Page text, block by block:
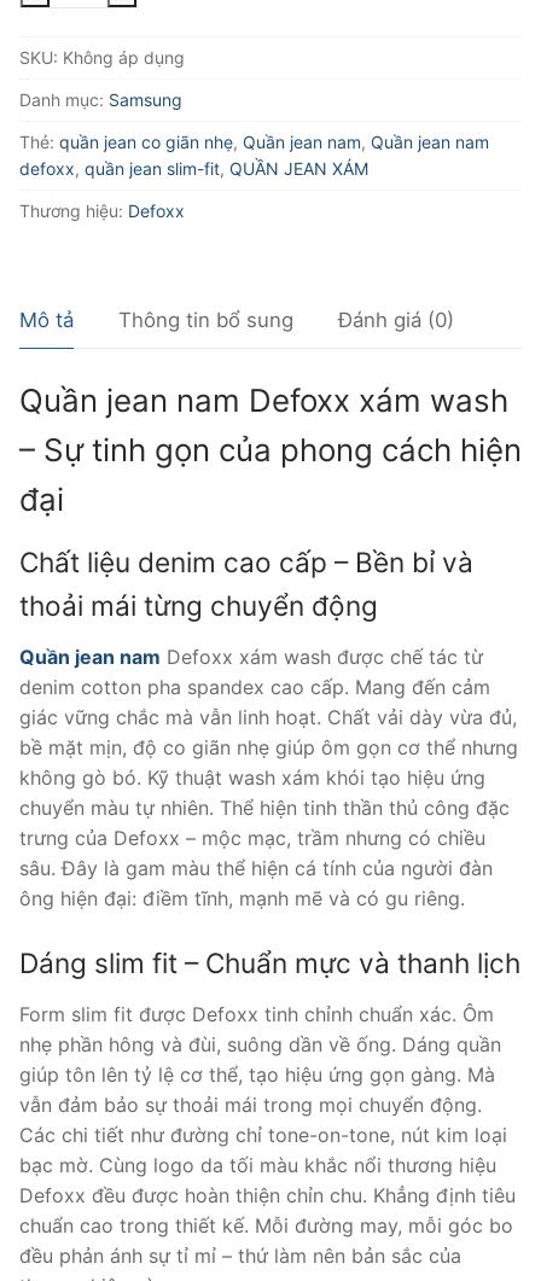
defoxx
xám
số
lượng
SKU: Không áp dụng
Danh mục: Samsung
Thẻ: quần jean co giãn nhẹ, Quần jean nam, Quần jean nam
defoxx, quần jean slim-fit, QUẦN JEAN XÁM
Thương hiệu: Defoxx
Mô tả Thông tin bổ sung Đánh giá (0)
Quần jean nam Defoxx xám wash
– Sự tinh gọn của phong cách hiện
đại
Chất liệu denim cao cấp – Bền bỉ và
thoải mái từng chuyển động
Quần jean nam Defoxx xám wash được chế tác từ
denim cotton pha spandex cao cấp. Mang đến cảm
giác vững chắc mà vẫn linh hoạt. Chất vải dày vừa đủ,
bề mặt mịn, độ co giãn nhẹ giúp ôm gọn cơ thể nhưng
không gò bó. Kỹ thuật wash xám khói tạo hiệu ứng
chuyển màu tự nhiên. Thể hiện tinh thần thủ công đặc
trưng của Defoxx – mộc mạc, trầm nhưng có chiều
sâu. Đây là gam màu thể hiện cá tính của người đàn
ông hiện đại: điềm tĩnh, mạnh mẽ và có gu riêng.
Dáng slim fit – Chuẩn mực và thanh lịch
Form slim fit được Defoxx tinh chỉnh chuẩn xác. Ôm
nhẹ phần hông và đùi, suông dần về ống. Dáng quần
giúp tôn lên tỷ lệ cơ thể, tạo hiệu ứng gọn gàng. Mà
vẫn đảm bảo sự thoải mái trong mọi chuyển động.
Các chi tiết như đường chỉ tone-on-tone, nút kim loại
bạc mờ. Cùng logo da tối màu khắc nổi thương hiệu
Defoxx đều được hoàn thiện chỉn chu. Khẳng định tiêu
chuẩn cao trong thiết kế. Mỗi đường may, mỗi góc bo
đều phản ánh sự tỉ mỉ – thứ làm nên bản sắc của